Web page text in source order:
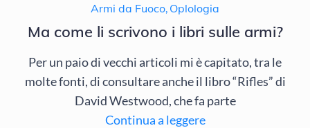
Armi da Fuoco Oplologia
Ma come li scrivono i libri sulle armi?
Per un paio di vecchi articoli mi è capitato, tra le
molte fonti, di consultare anche il libro “Rifles” di
David Westwood, che fa parte
Continua a leggere